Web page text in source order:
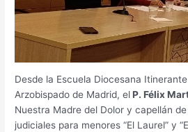
Desde la Escuela Diocesana
Arzobispado de Madrid, elP. Félix
Nuestra Madre del Dolor y capellán
judiciales para menores “El Laurel” y